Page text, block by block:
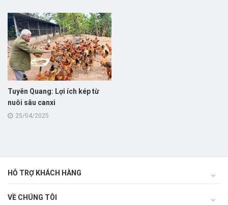
Tuyên Quang: Lợi ích kép từ
nuôi sâu canxi
25/04/2025
HỖ TRỢ KHÁCH HÀNG
VỀ CHÚNG TÔI